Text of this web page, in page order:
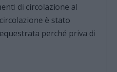
di circolazione al
è stato
perché priva di